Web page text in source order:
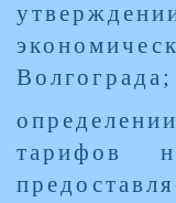
Волгограда;
тарифов